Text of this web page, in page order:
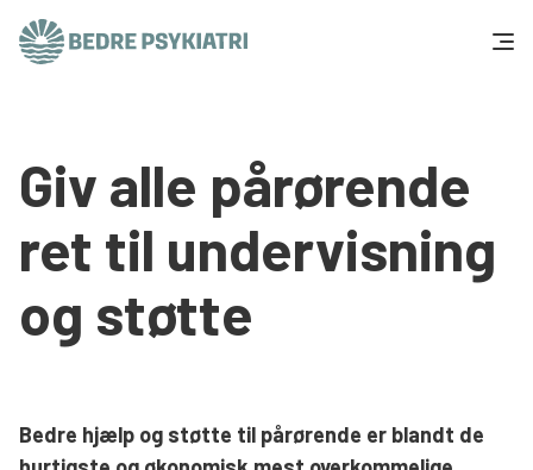
Tal og fakta
Om os
Vær med
Støt os
Giv alle pårørende
ret til undervisning
og støtte
Bedre hjælp og støtte til pårørende er blandt de